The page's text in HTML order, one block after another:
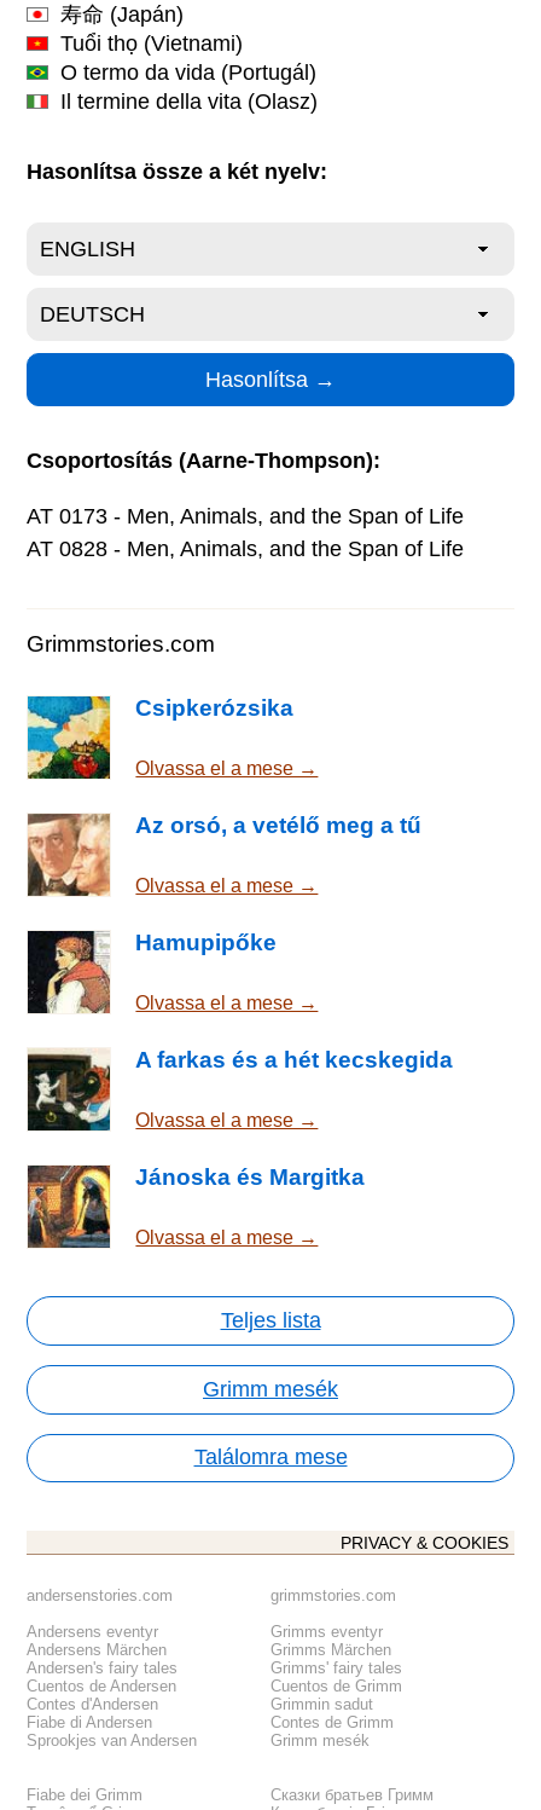
寿命 (Japán)
Tuổi thọ (Vietnami)
O termo da vida (Portugál)
Il termine della vita (Olasz)
Hasonlítsa össze a két nyelv:
Csoportosítás (Aarne-Thompson):
AT 0173 - Men, Animals, and the Span of Life
AT 0828 - Men, Animals, and the Span of Life
Grimmstories.com
Csipkerózsika
Olvassa el a mese →
Az orsó, a vetélő meg a tű
Olvassa el a mese →
Hamupipőke
Olvassa el a mese →
A farkas és a hét kecskegida
Olvassa el a mese →
Jánoska és Margitka
Olvassa el a mese →
Teljes lista
Grimm mesék
Találomra mese
PRIVACY & COOKIES
andersenstories.com
Andersens eventyr
Andersens Märchen
Andersen's fairy tales
Cuentos de Andersen
Contes d'Andersen
Fiabe di Andersen
Sprookjes van Andersen
grimmstories.com
Grimms eventyr
Grimms Märchen
Grimms' fairy tales
Cuentos de Grimm
Grimmin sadut
Contes de Grimm
Grimm mesék
Fiabe dei Grimm
Сказки братьев Гримм